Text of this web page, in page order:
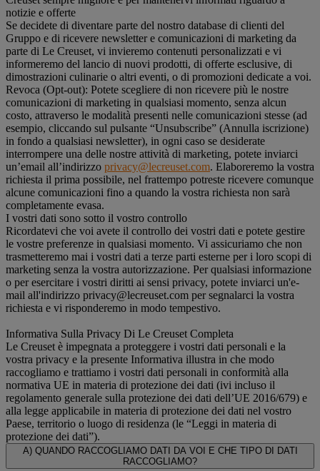
notizie e offerte
Se decidete di diventare parte del nostro database di clienti del
Gruppo e di ricevere newsletter e comunicazioni di marketing da
parte di Le Creuset, vi invieremo contenuti personalizzati e vi
informeremo del lancio di nuovi prodotti, di offerte esclusive, di
dimostrazioni culinarie o altri eventi, o di promozioni dedicate a voi.
Revoca (Opt-out): Potete scegliere di non ricevere più le nostre
comunicazioni di marketing in qualsiasi momento, senza alcun
costo, attraverso le modalità presenti nelle comunicazioni stesse (ad
esempio, cliccando sul pulsante “Unsubscribe” (Annulla iscrizione)
in fondo a qualsiasi newsletter), in ogni caso se desiderate
interrompere una delle nostre attività di marketing, potete inviarci
un’email all’indirizzo privacy@lecreuset.com. Elaboreremo la vostra
richiesta il prima possibile, nel frattempo potreste ricevere comunque
alcune comunicazioni fino a quando la vostra richiesta non sarà
completamente evasa.
I vostri dati sono sotto il vostro controllo
Ricordatevi che voi avete il controllo dei vostri dati e potete gestire
le vostre preferenze in qualsiasi momento. Vi assicuriamo che non
trasmetteremo mai i vostri dati a terze parti esterne per i loro scopi di
marketing senza la vostra autorizzazione. Per qualsiasi informazione
o per esercitare i vostri diritti ai sensi privacy, potete inviarci un'e-
mail all'indirizzo privacy@lecreuset.com per segnalarci la vostra
richiesta e vi risponderemo in modo tempestivo.
Informativa Sulla Privacy Di Le Creuset Completa
Le Creuset è impegnata a proteggere i vostri dati personali e la
vostra privacy e la presente Informativa illustra in che modo
raccogliamo e trattiamo i vostri dati personali in conformità alla
normativa UE in materia di protezione dei dati (ivi incluso il
regolamento generale sulla protezione dei dati dell’UE 2016/679) e
alla legge applicabile in materia di protezione dei dati nel vostro
Paese, territorio o luogo di residenza (le “Leggi in materia di
protezione dei dati”).
A) QUANDO RACCOGLIAMO DATI DA VOI E CHE TIPO DI DATI
RACCOGLIAMO?